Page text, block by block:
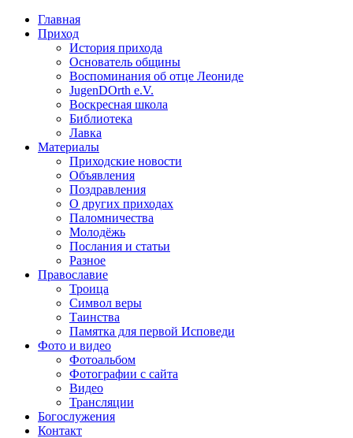
Главная
Приход
История прихода
Основатель общины
Воспоминания об отце Леониде
JugenDOrth e.V.
Воскресная школа
Библиотека
Лавка
Материалы
Приходские новости
Объявления
Поздравления
О других приходах
Паломничества
Молодёжь
Послания и статьи
Разное
Православие
Троица
Символ веры
Таинства
Памятка для первой Исповеди
Фото и видео
Фотоальбом
Фотографии с сайта
Видео
Трансляции
Богослужения
Контакт